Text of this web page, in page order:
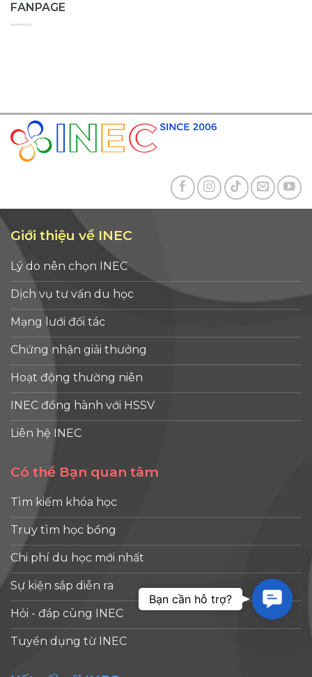
FANPAGE
Giới thiệu về INEC
Lý do nên chọn INEC
Dịch vụ tư vấn du học
Mạng lưới đối tác
Chứng nhận giải thưởng
Hoạt động thường niên
INEC đồng hành với HSSV
Liên hệ INEC
Có thể Bạn quan tâm
Tìm kiếm khóa học
Truy tìm học bổng
Chi phí du học mới nhất
Sự kiện sắp diễn ra
Hỏi - đáp cùng INEC
Tuyển dụng từ INEC
Bạn cần hỗ trợ?